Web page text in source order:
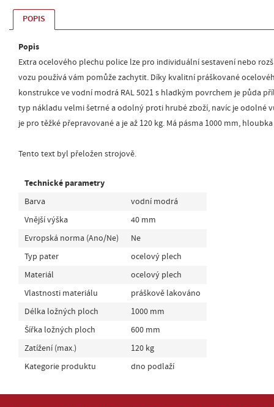
POPIS
Popis
Extra ocelového plechu police lze pro individuální sestavení nebo
vozu používá vám pomůže zachytit. Díky kvalitní práškované
konstrukce ve vodní modrá RAL 5021 s hladkým povrchem je půda
typ nákladu velmi šetrné a odolný proti hrubé zboží, navíc je odolné
je pro těžké přepravované a je až 120 kg. Má pásma 1000 mm,
Tento text byl přeložen strojově.
Technické parametry
Barva
vodní modrá
Vnější výška
40 mm
Evropská norma (Ano/Ne)
Ne
Typ pater
ocelový plech
Materiál
ocelový plech
Vlastnosti materiálu
práškově lakováno
Délka ložných ploch
1000 mm
Šířka ložných ploch
600 mm
Zatížení (max.)
120 kg
Kategorie produktu
dno podlaží